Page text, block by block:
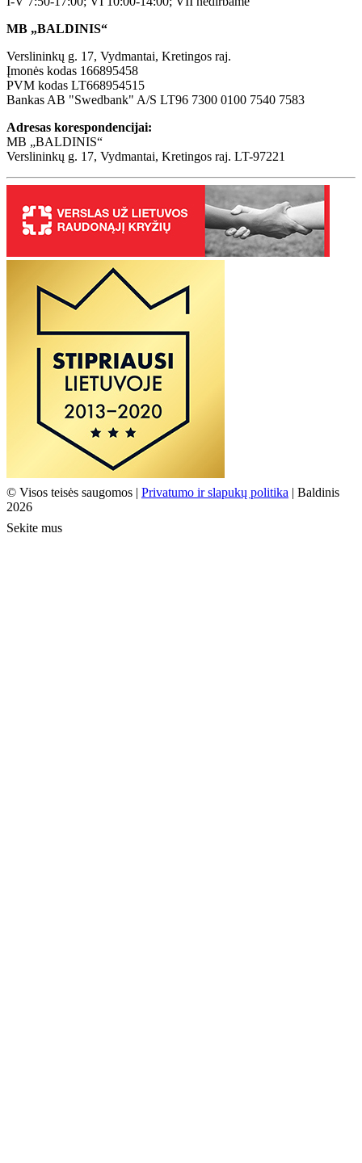
MB „BALDINIS“
Verslininkų g. 17, Vydmantai, Kretingos raj.
Įmonės kodas 166895458
PVM kodas LT668954515
Bankas AB "Swedbank" A/S LT96 7300 0100 7540 7583
Adresas korespondencijai:
MB „BALDINIS“
Verslininkų g. 17, Vydmantai, Kretingos raj. LT-97221
© Visos teisės saugomos | Privatumo ir slapukų politika | Baldinis
2026
Sekite mus